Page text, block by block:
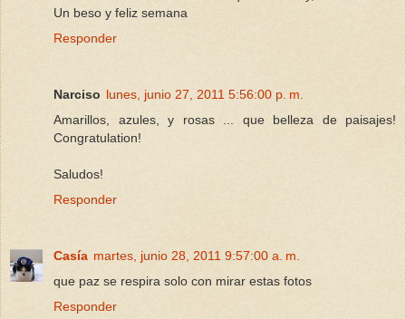
Un beso y feliz semana
Responder
Narciso lunes, junio 27, 2011 5:56:00 p. m.
Amarillos, azules, y rosas ... que belleza de paisajes!
Congratulation!
Saludos!
Responder
Casía martes, junio 28, 2011 9:57:00 a. m.
que paz se respira solo con mirar estas fotos
Responder